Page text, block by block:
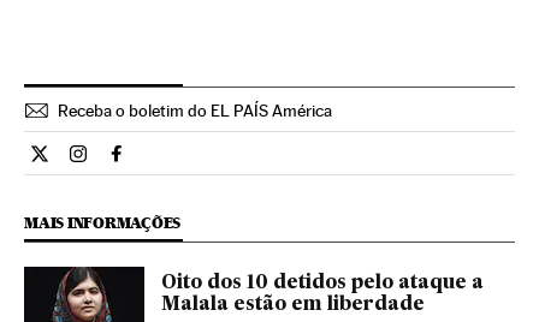
Receba o boletim do EL PAÍS América
Internacional El País Brasil en Twitter
Internacional El País Brasil en Instagram
Internacional El País Brasil en Facebook
MAIS INFORMAÇÕES
Oito dos 10 detidos pelo ataque a
Malala estão em liberdade